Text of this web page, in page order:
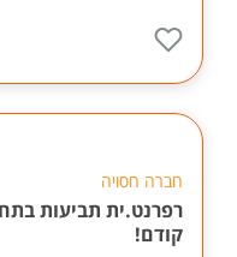
חברה חסויה
רפרנט.ית תביעות
קודם!